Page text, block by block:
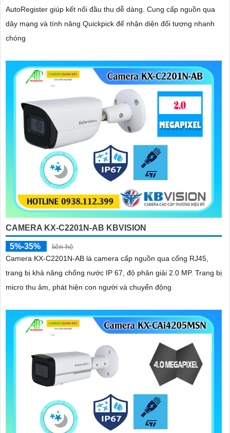
AutoRegister giúp kết nối đầu thu dễ dàng. Cung cấp nguồn qua
dây mạng và tính năng Quickpick để nhận diện đối tượng nhanh
chóng
CAMERA KX-C2201N-AB KBVISION
5%-35%
liên hệ
Camera KX-C2201N-AB là camera cấp nguồn qua cổng RJ45,
trang bị khả năng chống nước IP 67, độ phân giải 2.0 MP. Trang bị
micro thu âm, phát hiện con người và chuyển động